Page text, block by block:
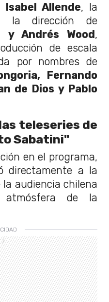
Isabel Allende, la
la dirección de
y Andrés Wood,
de escala
por nombres de
Fernando
de Dios y Pablo
teleseries de
Sabatini"
en el programa,
directamente a la
audiencia chilena
de la